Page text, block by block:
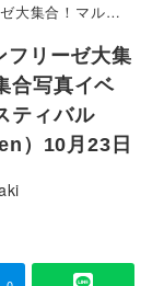
ル2022」（イーノの森 Dog Garden）10月23日
フリーゼ大集
合写真イベ
ティバル
）10月23日